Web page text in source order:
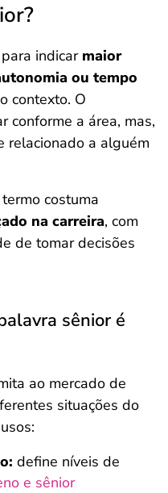
indicar maior
ou tempo
contexto. O
conforme a área, mas,
relacionado a alguém
costuma
na carreira, com
de tomar decisões
sênior é
ao mercado de
situações do
define níveis de
e sênior